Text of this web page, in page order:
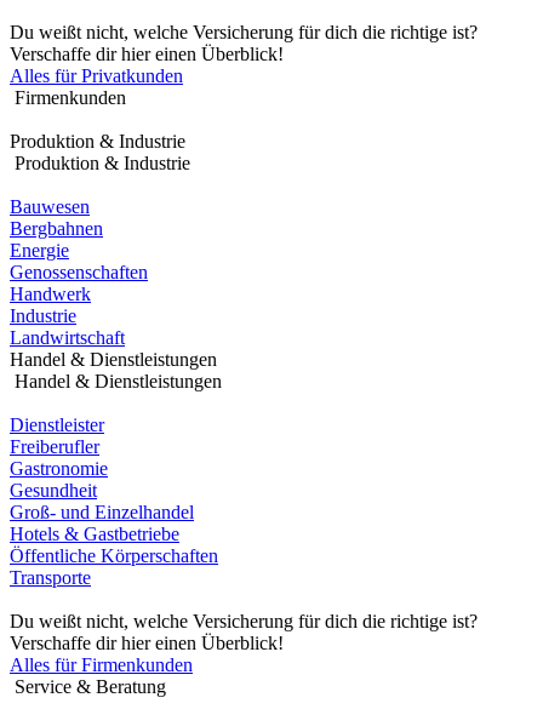
Du weißt nicht, welche Versicherung für dich die richtige ist?
Verschaffe dir hier einen Überblick!
Alles für Privatkunden
Firmenkunden
Produktion & Industrie
Produktion & Industrie
Bauwesen
Bergbahnen
Energie
Genossenschaften
Handwerk
Industrie
Landwirtschaft
Handel & Dienstleistungen
Handel & Dienstleistungen
Dienstleister
Freiberufler
Gastronomie
Gesundheit
Groß- und Einzelhandel
Hotels & Gastbetriebe
Öffentliche Körperschaften
Transporte
Du weißt nicht, welche Versicherung für dich die richtige ist?
Verschaffe dir hier einen Überblick!
Alles für Firmenkunden
Service & Beratung